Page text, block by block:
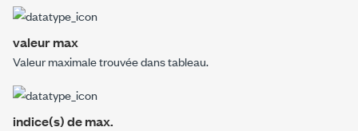
valeur max
Valeur maximale trouvée danstableau.
indice(s) de max.